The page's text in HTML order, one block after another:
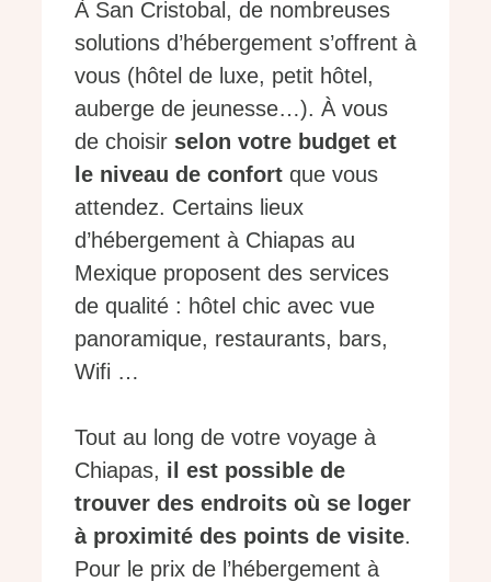
À San Cristobal, de nombreuses
solutions d’hébergement s’offrent à
vous (hôtel de luxe, petit hôtel,
auberge de jeunesse…). À vous
de choisir selon votre budget et
le niveau de confort que vous
attendez. Certains lieux
d’hébergement à Chiapas au
Mexique proposent des services
de qualité : hôtel chic avec vue
panoramique, restaurants, bars,
Wifi …
Tout au long de votre voyage à
Chiapas, il est possible de
trouver des endroits où se loger
à proximité des points de visite.
Pour le prix de l’hébergement à